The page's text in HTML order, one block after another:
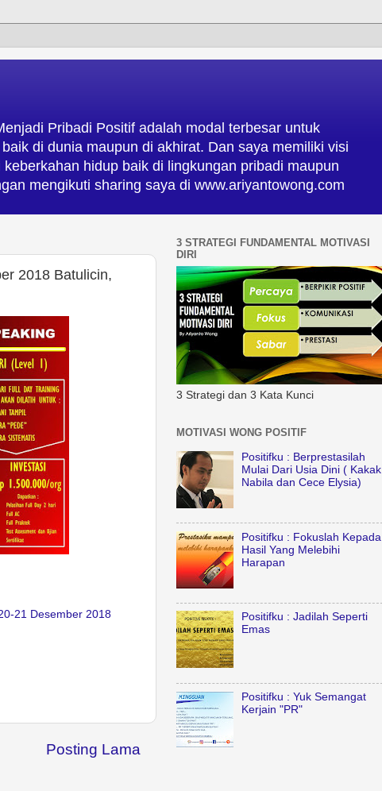
Pribadi Positif adalah modal terbesar untuk
di dunia maupun di akhirat. Dan saya memiliki visi
hidup baik di lingkungan pribadi maupun
mengikuti sharing saya di www.ariyantowong.com
2018 Batulicin,
21 Desember 2018
Posting Lama
3 STRATEGI FUNDAMENTAL MOTIVASI
DIRI
3 Strategi dan 3 Kata Kunci
MOTIVASI WONG POSITIF
Positifku : Berprestasilah
Mulai Dari Usia Dini ( Kakak
Nabila dan Cece Elysia)
Positifku : Fokuslah Kepada
Hasil Yang Melebihi
Harapan
Positifku : Jadilah Seperti
Emas
Positifku : Yuk Semangat
Kerjain "PR"